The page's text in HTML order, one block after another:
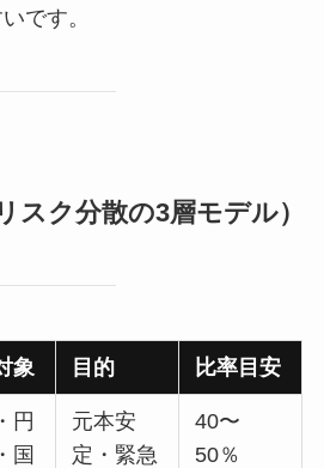
です。
スク分散の3層モデル）
象 目的 比率目安
円
国
元本安
定・緊急
40〜
50％